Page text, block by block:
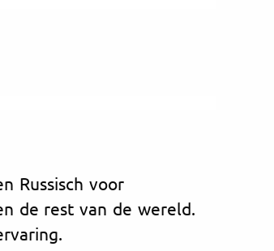
Russisch voor
de rest van de wereld.